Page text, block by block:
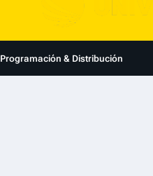
Programación & Distribución